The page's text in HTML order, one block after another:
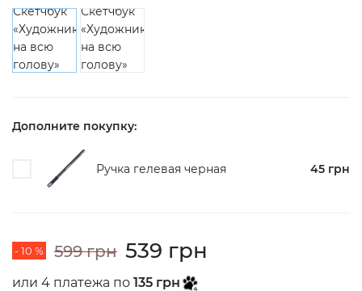
Дополните покупку:
Ручка гелевая черная 45 грн
- 10 % 599 грн 539 грн
или 4 платежа по 135 грн